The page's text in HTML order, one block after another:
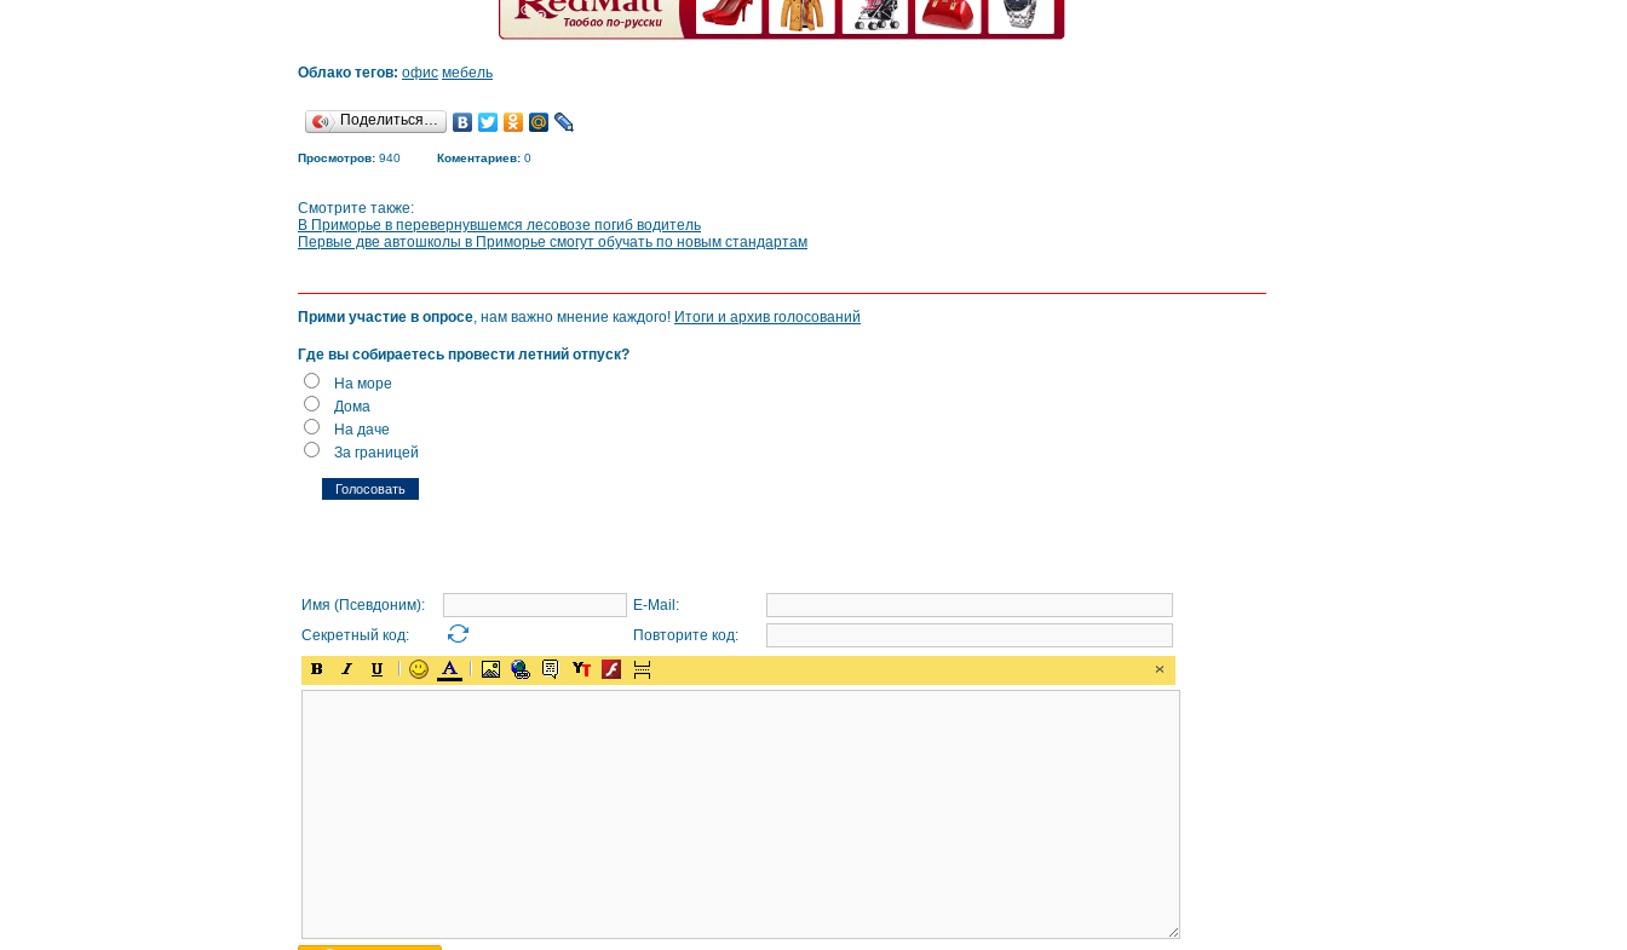
Облако тегов: офис мебель
Поделиться…
Просмотров: 940 Коментариев: 0
Смотрите также:
В Приморье в перевернувшемся лесовозе погиб водитель
Первые две автошколы в Приморье смогут обучать по новым стандартам
Прими участие в опросе, нам важно мнение каждого! Итоги и архив голосований
Где вы собираетесь провести летний отпуск?
На море
Дома
На даче
За границей
Имя (Псевдоним):
E-Mail:
Секретный код:
Повторите код: